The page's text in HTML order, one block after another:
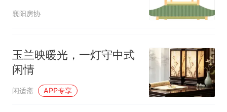
稳”户型？
襄阳房协
玉兰映暖光，一灯守中式
闲情
闲适斋 APP专享